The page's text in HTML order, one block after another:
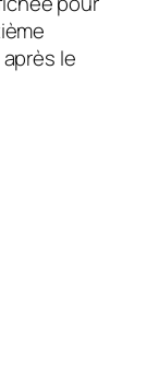
le